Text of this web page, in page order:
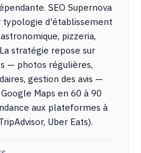
SEO Supernova
typologie d'établissement
pizzeria,
stratégie repose sur
— photos régulières,
gestion des avis —
Maps en 60 à 90
aux plateformes à
Uber Eats).